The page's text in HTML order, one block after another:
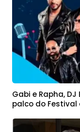
Gabi e Rapha,
palco do Festival